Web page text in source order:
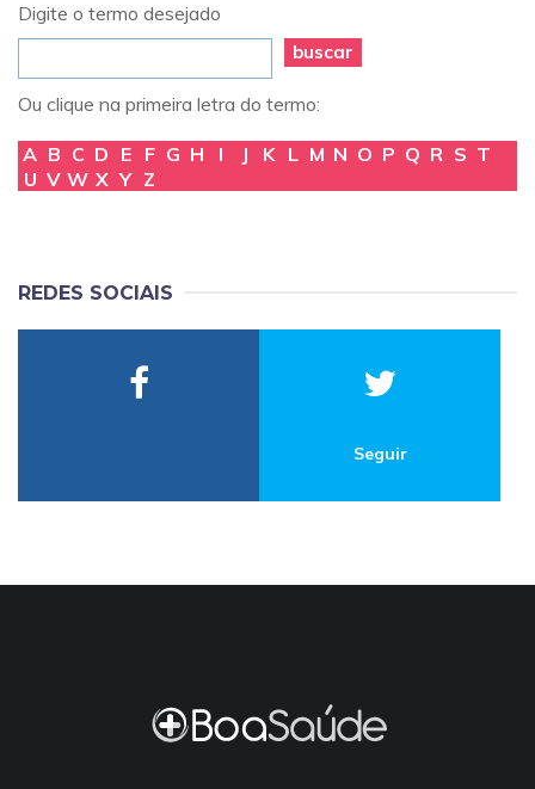
Digite o termo desejado
buscar
Ou clique na primeira letra do termo:
A B C D E F G H I J K L M N O P Q R S T
U V W X Y Z
REDES SOCIAIS
Seguir